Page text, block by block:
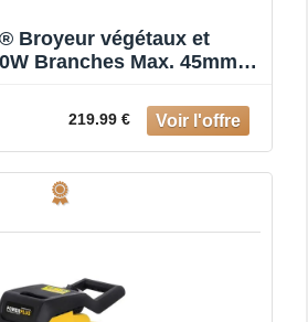
Broyeur végétaux et
Branches Max. 45mm
219.99 €